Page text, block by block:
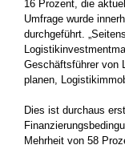
16 Prozent, die
Umfrage wurde
durchgeführt.
Geschäftsführer von
planen,
Dies ist durchaus
Mehrheit von 58